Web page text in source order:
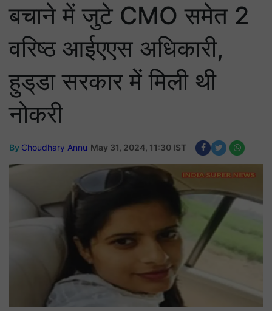
बचाने में जुटे CMO समेत 2
वरिष्ठ आईएएस अधिकारी,
हुड्‌डा सरकार में मिली थी
नोकरी
By Choudhary Annu May 31, 2024, 11:30 IST